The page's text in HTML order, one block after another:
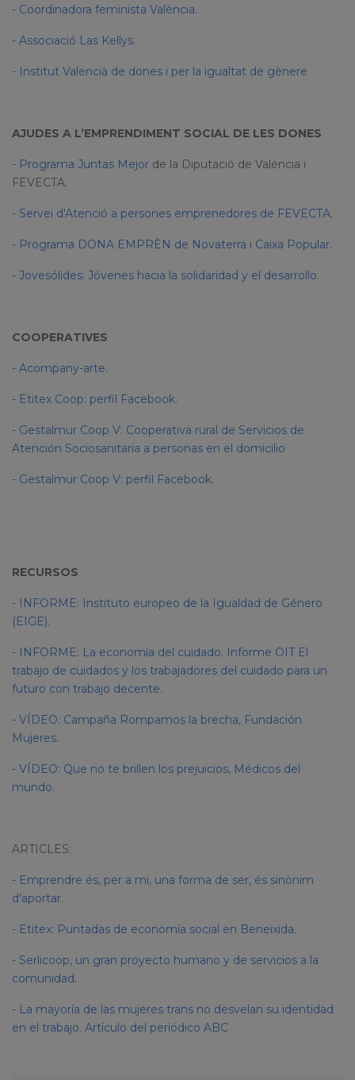
- Coordinadora feminista València.
- Associació Las Kellys.
- Institut Valencià de dones i per la igualtat de gènere
AJUDES A L’EMPRENDIMENT SOCIAL DE LES DONES
- Programa Juntas Mejor de la Diputació de València i
FEVECTA.
- Servei d'Atenció a persones emprenedores de FEVECTA.
- Programa DONA EMPRÈN de Novaterra i Caixa Popular.
- Jovesólides: Jóvenes hacia la solidaridad y el desarrollo.
COOPERATIVES
- Acompany-arte.
- Etitex Coop: perfil Facebook.
- Gestalmur Coop V: Cooperativa rural de Servicios de
Atención Sociosanitaria a personas en el domicilio
- Gestalmur Coop V: perfil Facebook.
RECURSOS
- INFORME: Instituto europeo de la Igualdad de Género
(EIGE).
- INFORME: La economía del cuidado. Informe OIT El
trabajo de cuidados y los trabajadores del cuidado para un
futuro con trabajo decente.
- VÍDEO: Campaña Rompamos la brecha, Fundación
Mujeres.
- VÍDEO: Que no te brillen los prejuicios, Médicos del
mundo.
ARTICLES:
- Emprendre és, per a mi, una forma de ser, és sinònim
d'aportar.
- Etitex: Puntadas de economía social en Beneixida.
- Serlicoop, un gran proyecto humano y de servicios a la
comunidad.
- La mayoría de las mujeres trans no desvelan su identidad
en el trabajo. Artículo del periódico ABC